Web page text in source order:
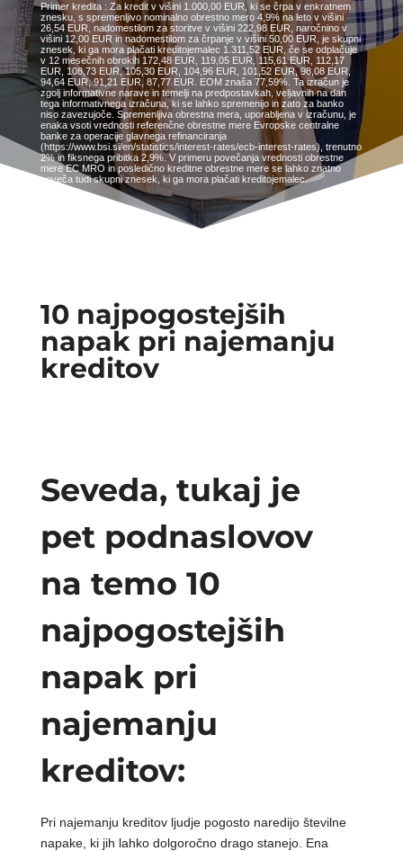
Primer kredita : Za kredit v višini 1.000,00 EUR, ki se črpa v enkratnem
znesku, s spremenljivo nominalno obrestno mero 4,9% na leto v višini
26,54 EUR, nadomestilom za storitve v višini 222,98 EUR, naročnino v
višini 12,00 EUR in nadomestilom za črpanje v višini 50,00 EUR, je skupni
znesek, ki ga mora plačati kreditojemalec 1.311,52 EUR, če se odplačuje
v 12 mesečnih obrokih 172,48 EUR, 119,05 EUR, 115,61 EUR, 112,17
EUR, 108,73 EUR, 105,30 EUR, 104,96 EUR, 101,52 EUR, 98,08 EUR,
94,64 EUR, 91,21 EUR, 87,77 EUR. EOM znaša 77,59%. Ta izračun je
zgolj informativne narave in temelji na predpostavkah, veljavnih na dan
tega informativnega izračuna, ki se lahko spremenijo in zato za banko
niso zavezujoče. Spremenljiva obrestna mera, uporabljena v izračunu, je
enaka vsoti vrednosti referenčne obrestne mere Evropske centralne
banke za operacije glavnega refinanciranja
(https://www.bsi.si/en/statistics/interest-rates/ecb-interest-rates), trenutno
2% in fiksnega pribitka 2,9%. V primeru povečanja vrednosti obrestne
mere EC MRO in posledično kreditne obrestne mere se lahko znatno
poveča tudi skupni znesek, ki ga mora plačati kreditojemalec.
10 najpogostejših
napak pri najemanju
kreditov
Seveda, tukaj je
pet podnaslovov
na temo 10
najpogostejših
napak pri
najemanju
kreditov:
Pri najemanju kreditov ljudje pogosto naredijo številne
napake, ki jih lahko dolgoročno drago stanejo. Ena